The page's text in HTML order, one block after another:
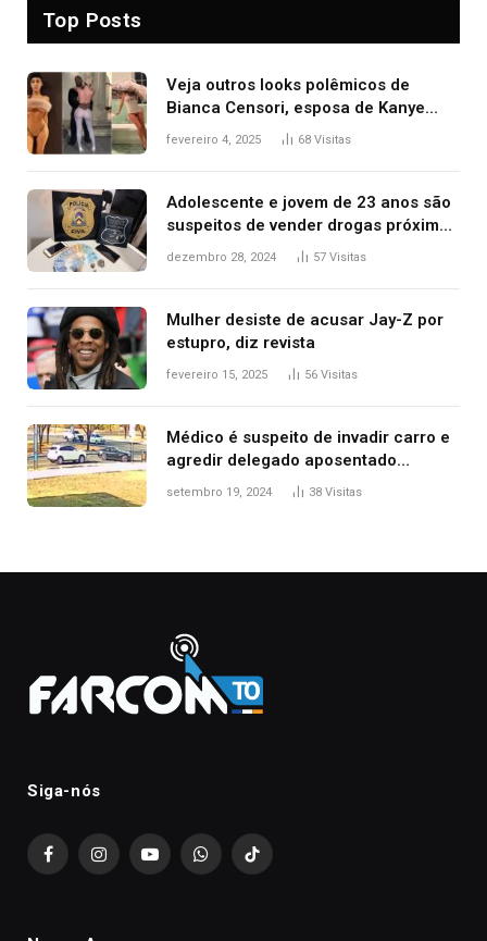
Top Posts
Veja outros looks polêmicos de
Bianca Censori, esposa de Kanye
West que apareceu nua no Grammy
fevereiro 4, 2025 68 Visitas
Adolescente e jovem de 23 anos são
suspeitos de vender drogas próximo
de delegacia e escola, diz polícia
dezembro 28, 2024 57 Visitas
Mulher desiste de acusar Jay-Z por
estupro, diz revista
fevereiro 15, 2025 56 Visitas
Médico é suspeito de invadir carro e
agredir delegado aposentado
durante confusão no trânsito
setembro 19, 2024 38 Visitas
Siga-nós
FacebookInstagramYouTubeWhatsAppTikTok